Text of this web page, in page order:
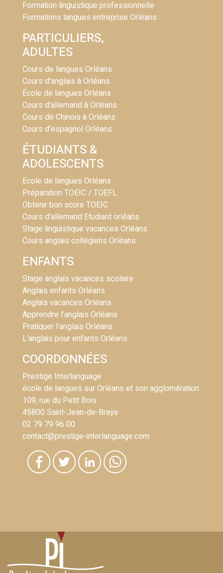
Formation linguistique professionnelle
Formations langues entreprise Orléans
PARTICULIERS,
ADULTES
Cours de langues Orléans
Cours d’anglais à Orléans
École de langues Orléans
Cours d’allemand à Orléans
Cours de Chinois à Orléans
Cours d’espagnol Orléans
ÉTUDIANTS &
ADOLESCENTS
Ecole de langues Orléans
Préparation TOEIC / TOEFL
Obtenir bon score TOEIC
Cours d’allemand Etudiant orléans
Stage linguistique vacances Orléans
Cours anglais collégiens Orléans
ENFANTS
Stage anglais vacances scolaire
Anglais enfants Orléans
Anglais vacances Orléans
Apprendre l’anglais Orléans
Pratiquer l’anglais Orléans
L’anglais pour enfants Orléans
COORDONNÉES
Prestige Interlanguage
école de langues sur Orléans et son agglomération
109, rue du Petit Bois
45800 Saint-Jean-de-Braye
02 79 79 96 00
contact@prestige-interlanguage.com